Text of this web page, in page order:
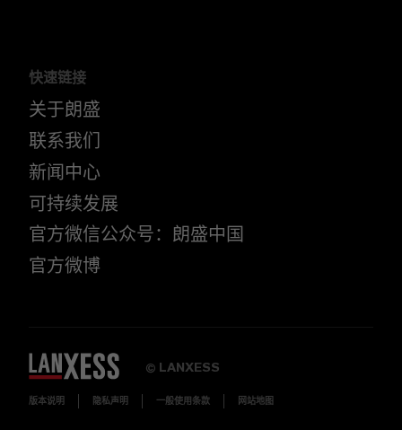
朗盛德国有限责任公司进行商业注
册
这标志着朗盛公司在其发展史上迈出了
快速链接
关于朗盛
联系我们
新闻中心
可持续发展
官方微信公众号：朗盛中国
官方微博
© LANXESS
版本说明 隐私声明 一般使用条款 网站地图